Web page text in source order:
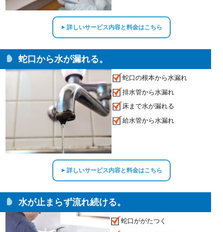
▲詳しいサービス内容と料金はこちら
蛇口から水が漏れる。
蛇口の根本から水漏れ
排水管から水漏れ
床まで水が漏れる
給水管から水漏れ
▲詳しいサービス内容と料金はこちら
水が止まらず流れ続ける。
蛇口ががたつく